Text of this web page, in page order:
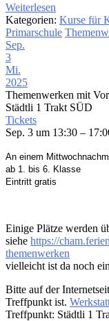
Weiterlesen
Kategorien: Kurse für
Primarschule
Sep.
3
Mi.
2025
Themenwerken mit
Städtli 1 Trakt SÜD
Tickets
Sep. 3 um 13:30 –
An einem
ab 1. bis 6. Klasse
Eintritt gratis
Einige Plätze werden
siehe https://
themenwerken
vielleicht ist da noch
Bitte auf der
Treffpunkt ist.
Treffpunkt: Städtli 1